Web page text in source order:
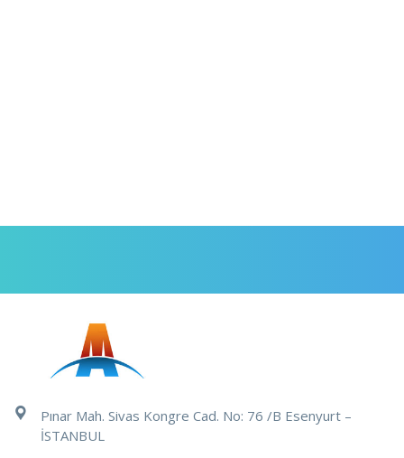
Pınar Mah. Sivas Kongre Cad. No: 76 /B Esenyurt –
İSTANBUL